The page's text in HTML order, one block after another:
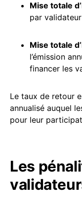
Mise totale
par
Mise totale
l’émission
financer les
Le taux de retour
annualisé auquel
pour leur
Les